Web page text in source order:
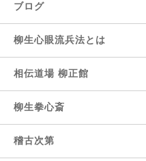
ブログ
柳生心眼流兵法とは
相伝道場 柳正館
柳生拳心斎
稽古次第